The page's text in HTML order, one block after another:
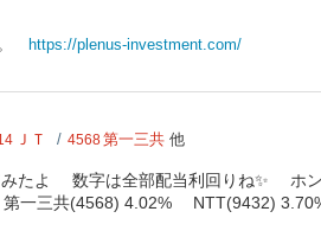
https://plenus-investment.com/
ＪＴ 4568第一三共 他
みたよ 数字は全部配当利回りね✨ ホ
三共(4568) 4.02% NTT(9432)